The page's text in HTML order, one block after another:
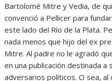
Bartolomé Mitre y Vedia, de
convenció a Pellicer para
este lado del Río de la Plata.
nada menos que hijo del ex
Mitre. Al padre no le agradó
en una publicación destinada a
adversarios políticos. O sea, al